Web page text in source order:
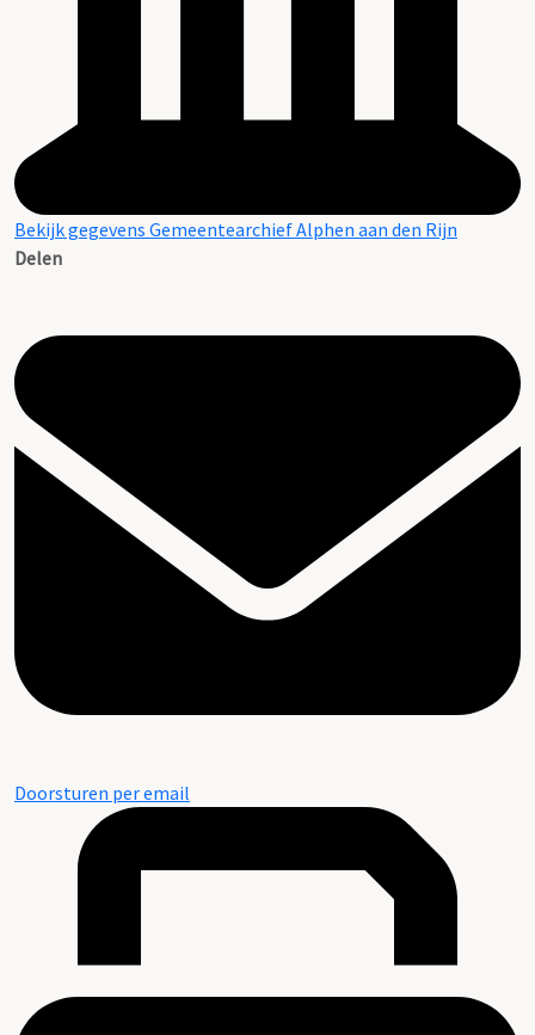
Bekijk gegevens Gemeentearchief Alphen aan den Rijn
Delen
Doorsturen per email